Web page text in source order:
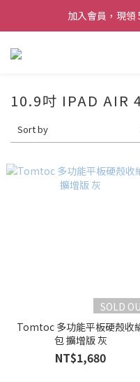
全館滿
10.9吋 IPAD AIR
Sort by
SOLD
Tomtoc 多功能平板硬殼收
包 擴增版 灰
NT$1,680